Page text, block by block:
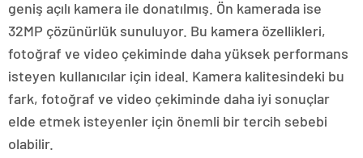
geniş açılı kamera ile donatılmış. Ön kamerada ise
32MP çözünürlük sunuluyor. Bu kamera özellikleri,
fotoğraf ve video çekiminde daha yüksek performans
isteyen kullanıcılar için ideal. Kamera kalitesindeki bu
fark, fotoğraf ve video çekiminde daha iyi sonuçlar
elde etmek isteyenler için önemli bir tercih sebebi
olabilir.